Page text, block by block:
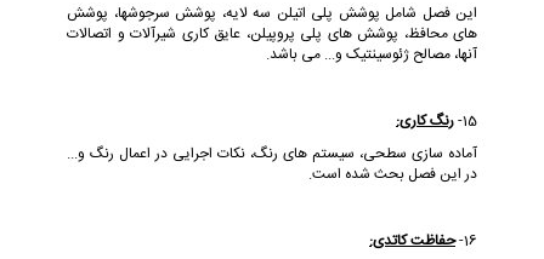
این فصل شامل پوشش پلی اتیلن سه لایه، پوشش سرجوشها، پوشش
های محافظ، پوشش های پلی پروپیلن، عایق کاری شیرآلات و اتصالات
آنها، مصالح ژئوسینتیک و... می باشد.
15- رنگ کاری:
آماده سازی سطحی، سیستم های رنگ، نکات اجرایی در اعمال رنگ و...
در این فصل بحث شده است.
16- حفاظت کاتدی: